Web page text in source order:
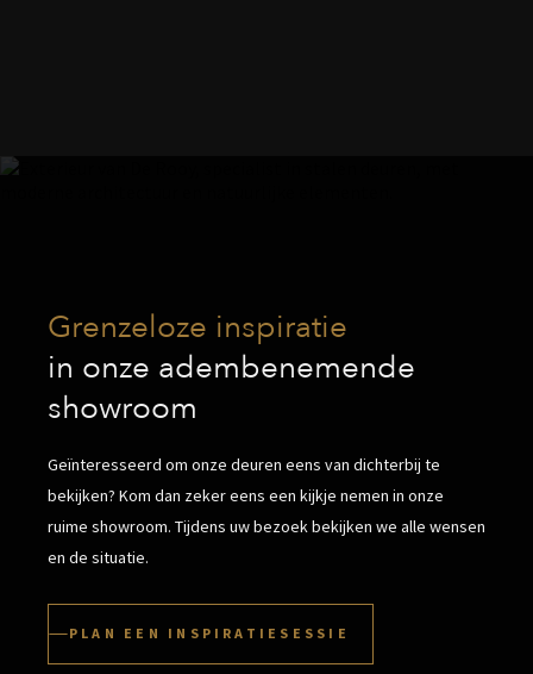
Grenzeloze inspiratie
in onze adembenemende
showroom
Geïnteresseerd om onze deuren eens van dichterbij te
bekijken? Kom dan zeker eens een kijkje nemen in onze
ruime showroom. Tijdens uw bezoek bekijken we alle wensen
en de situatie.
PLAN EEN INSPIRATIESESSIE